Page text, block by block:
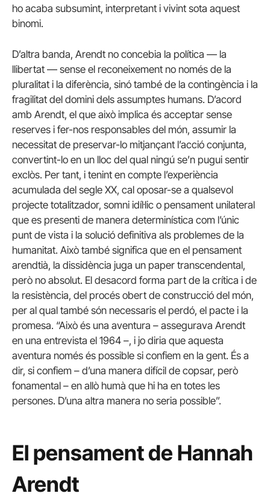
ho acaba subsumint, interpretant i vivint sota aquest
binomi.
D’altra banda, Arendt no concebia la política — la
llibertat — sense el reconeixement no només de la
pluralitat i la diferència, sinó també de la contingència i la
fragilitat del domini dels assumptes humans. D’acord
amb Arendt, el que això implica és acceptar sense
reserves i fer-nos responsables del món, assumir la
necessitat de preservar-lo mitjançant l’acció conjunta,
convertint-lo en un lloc del qual ningú se’n pugui sentir
exclòs. Per tant, i tenint en compte l’experiència
acumulada del segle XX, cal oposar-se a qualsevol
projecte totalitzador, somni idíl·lic o pensament unilateral
que es presenti de manera determinística com l’únic
punt de vista i la solució definitiva als problemes de la
humanitat. Això també significa que en el pensament
arendtià, la dissidència juga un paper transcendental,
però no absolut. El desacord forma part de la crítica i de
la resistència, del procés obert de construcció del món,
per al qual també són necessaris el perdó, el pacte i la
promesa. “Això és una aventura – assegurava Arendt
en una entrevista el 1964 –, i jo diria que aquesta
aventura només és possible si confiem en la gent. És a
dir, si confiem – d’una manera difícil de copsar, però
fonamental – en allò humà que hi ha en totes les
persones. D’una altra manera no seria possible”.
El pensament de Hannah
Arendt